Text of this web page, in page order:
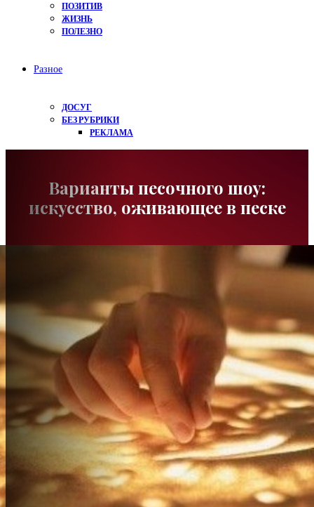
ПОЗИТИВ
ЖИЗНЬ
ПОЛЕЗНО
Разное
ДОСУГ
БЕЗ РУБРИКИ
РЕКЛАМА
Варианты песочного шоу:
искусство, оживающее в песке